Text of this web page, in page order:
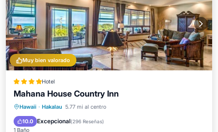
Muy bien valorado
Hotel
Mahana House Country Inn
Hawaii · Hakalau 5.77 mi al centro
10.0 Excepcional(296 Reseñas)
1 Baño
Aparcamiento
Vista al mar
Balcón/Terraza